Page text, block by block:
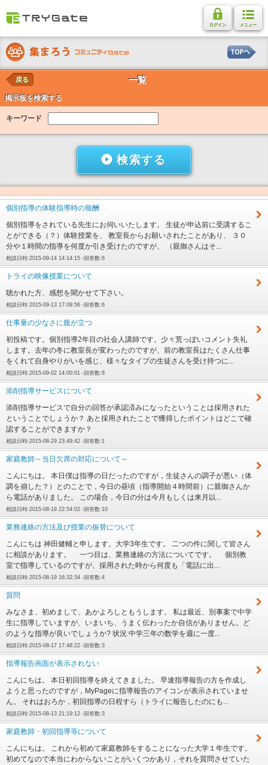
ログイン メニュー
戻る 一覧
掲示板を検索する
キーワード
検索する
個別指導の体験指導時の報酬
個別指導をされている先生にお伺いいたします。 生徒が申込前に受講するこ
とができる（？）体験授業を、 教室長からお願いされたことがあり、 ３０
分や１時間の指導を何度か引き受けたのですが、 （親御さんはそ...
相談日時:2015-09-14 14:14:15 -回答数:6
トライの映像授業について
聴かれた方、感想を聞かせて下さい。
相談日時:2015-09-13 17:09:56 -回答数:6
仕事量の少なさに腹が立つ
初投稿です。個別指導2年目の社会人講師です。少々荒っぽいコメント失礼
します。去年の冬に教室長が変わったのですが、前の教室長はたくさん仕事
をくれて自身やりがいを感じ、様々なタイプの生徒さんを受け持つに...
相談日時:2015-09-02 14:00:01 -回答数:8
添削指導サービスについて
添削指導サービスで自分の回答が承認済みになったということは採用された
ということでしょうか？ あと採用されたことで獲得したポイントはどこで確
認することができますか？
相談日時:2015-08-29 23:49:42 -回答数:1
家庭教師～当日欠席の対応について～
こんにちは。 本日僕は指導の日だったのですが，生徒さんの調子が悪い（体
調を崩した？）とのことで，今日の昼頃（指導開始４時間前）に親御さんか
ら電話がありました。 この場合，今日の分は今月もしくは来月以...
相談日時:2015-08-19 22:54:02 -回答数:10
業務連絡の方法及び授業の振替について
こんにちは 神田健輔と申します。大学3年生です。 二つの件に関して皆さん
に相談があります。 一つ目は、業務連絡の方法についてです。 個別教
室で指導しているのですが、採用された時から何度も「電話に出...
相談日時:2015-08-19 16:32:34 -回答数:4
質問
みなさま、初めまして、あかよろしともうします。 私は最近、別事案で中学
生に指導していますが、いまいち、うまく伝わったか自信がありません。ど
のような指導が良いでしょうか? 状況:中学三年の数学を週に一度...
相談日時:2015-08-17 17:48:22 -回答数:3
指導報告画面が表示されない
こんにちは。 本日初回指導を終えてきました。 早速指導報告の方を作成し
ようと思ったのですが，MyPageに指導報告のアイコンが表示されていませ
ん。 それはおろか，初回指導の日程すら（トライに報告したのにも...
相談日時:2015-08-13 21:19:12 -回答数:3
家庭教師・初回指導等について
こんにちは。 これから初めて家庭教師をすることになった大学１年生です。
初めてなので本当にわからないことがいくつかあり，それを質問させていた